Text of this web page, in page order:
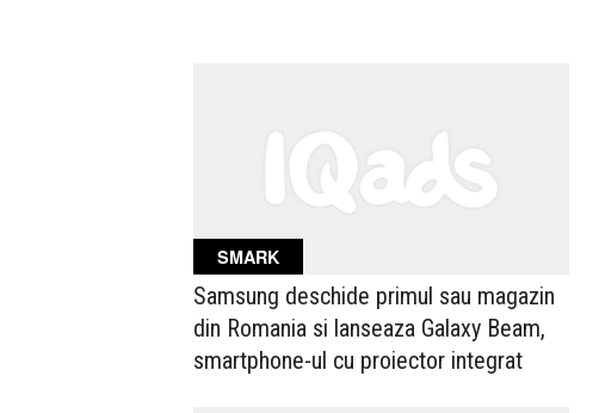
SMARK
Samsung deschide primul sau magazin
din Romania si lanseaza Galaxy Beam,
smartphone-ul cu proiector integrat